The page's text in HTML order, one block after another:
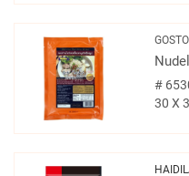
GOSTO
#
30 X